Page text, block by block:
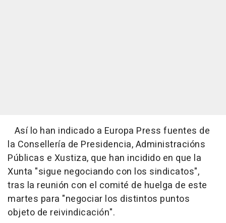
Así lo han indicado a Europa Press fuentes de
la Consellería de Presidencia, Administracións
Públicas e Xustiza, que han incidido en que la
Xunta "sigue negociando con los sindicatos",
tras la reunión con el comité de huelga de este
martes para "negociar los distintos puntos
objeto de reivindicación".